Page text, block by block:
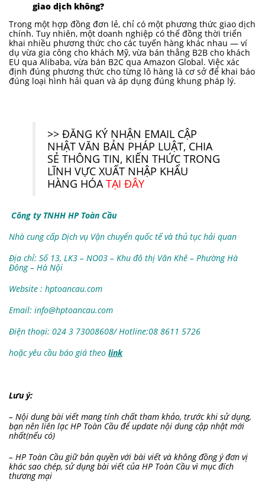
giao dịch không?
Trong một hợp đồng đơn lẻ, chỉ có một phương thức giao dịch
chính. Tuy nhiên, một doanh nghiệp có thể đồng thời triển
khai nhiều phương thức cho các tuyến hàng khác nhau — ví
dụ vừa gia công cho khách Mỹ, vừa bán thẳng B2B cho khách
EU qua Alibaba, vừa bán B2C qua Amazon Global. Việc xác
định đúng phương thức cho từng lô hàng là cơ sở để khai báo
đúng loại hình hải quan và áp dụng đúng khung pháp lý.
>> ĐĂNG KÝ NHẬN EMAIL CẬP
NHẬT VĂN BẢN PHÁP LUẬT, CHIA
SẺ THÔNG TIN, KIẾN THỨC TRONG
LĨNH VỰC XUẤT NHẬP KHẨU
HÀNG HÓA TẠI ĐÂY
Công ty TNHH HP Toàn Cầu
Nhà cung cấp Dịch vụ Vận chuyển quốc tế và thủ tục hải quan
Địa chỉ: Số 13, LK3 – NO03 – Khu đô thị Văn Khê – Phường Hà
Đông – Hà Nội
Website : hptoancau.com
Email: info@hptoancau.com
Điện thoại: 024 3 73008608/ Hotline:08 8611 5726
hoặc yêu cầu báo giá theo link
Lưu ý:
– Nội dung bài viết mang tính chất tham khảo, trước khi sử dụng,
bạn nên liên lạc HP Toàn Cầu để update nội dung cập nhật mới
nhất(nếu có)
– HP Toàn Cầu giữ bản quyền với bài viết và không đồng ý đơn vị
khác sao chép, sử dụng bài viết của HP Toàn Cầu vì mục đích
thương mại